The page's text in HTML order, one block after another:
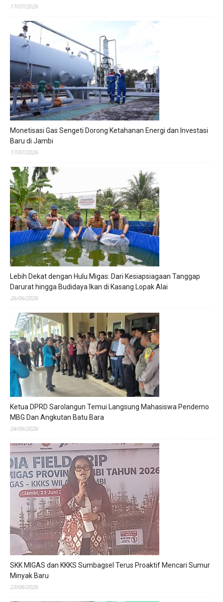
17/07/2026
Monetisasi Gas Sengeti Dorong Ketahanan Energi dan Investasi
Baru di Jambi
17/07/2026
Lebih Dekat dengan Hulu Migas: Dari Kesiapsiagaan Tanggap
Darurat hingga Budidaya Ikan di Kasang Lopak Alai
26/06/2026
Ketua DPRD Sarolangun Temui Langsung Mahasiswa Pendemo
MBG Dan Angkutan Batu Bara
24/06/2026
SKK MIGAS dan KKKS Sumbagsel Terus Proaktif Mencari Sumur
Minyak Baru
23/06/2026